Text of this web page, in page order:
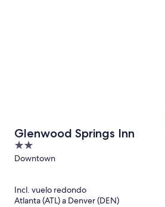
Glenwood Springs Inn
2
out
Downtown
Incl. vuelo redondo
Atlanta (ATL) a Denver (DEN)